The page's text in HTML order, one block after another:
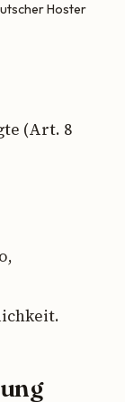
Hoster
(Art. 8